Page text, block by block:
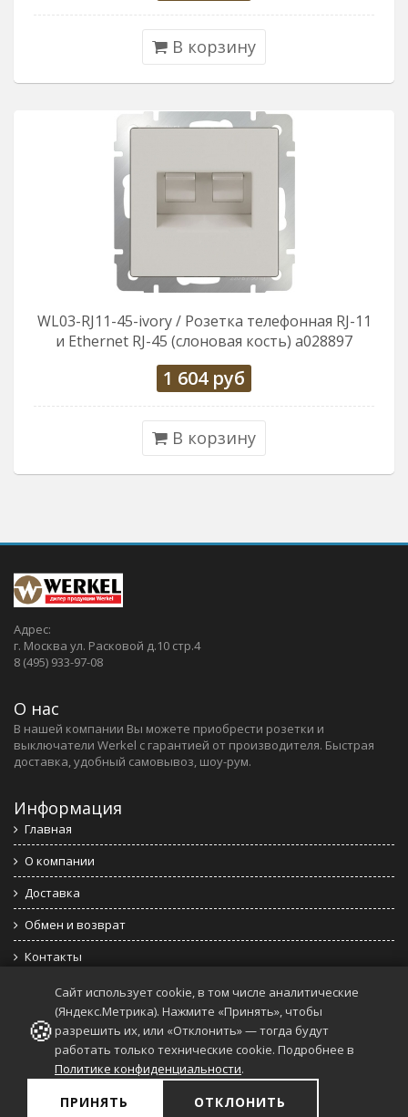
В корзину
WL03-RJ11-45-ivory / Розетка телефонная RJ-11
и Еthernet RJ-45 (слоновая кость) a028897
1 604руб
В корзину
Адрес:
г. Москва ул. Расковой д.10 стр.4
8 (495) 933-97-08
О нас
В нашей компании Вы можете приобрести розетки и
выключатели Werkel c гарантией от производителя. Быстрая
доставка, удобный самовывоз, шоу-рум.
Информация
Главная
О компании
Доставка
Обмен и возврат
Контакты
Политика конфиденциальности
Публичная оферта
Последние новости
🍪
Сайт использует cookie, в том числе аналитические
(Яндекс.Метрика). Нажмите «Принять», чтобы
разрешить их, или «Отклонить» — тогда будут
работать только технические cookie. Подробнее в
Политике конфиденциальности.
ПРИНЯТЬ ОТКЛОНИТЬ